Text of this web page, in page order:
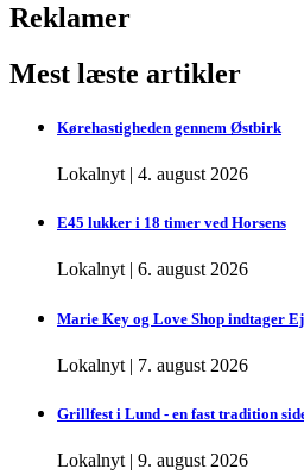
Reklamer
Mest læste artikler
Kørehastigheden gennem Østbirk
Lokalnyt | 4. august 2026
E45 lukker i 18 timer ved Horsens
Lokalnyt| 6. august 2026
Marie Key og Love Shop indtager
Lokalnyt | 7. august 2026
Grillfest i Lund - en fast tradition
Lokalnyt | 9. august 2026